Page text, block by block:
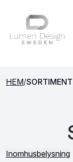
Sök på
HEM/SORTIMENT
Inomhusbelysning